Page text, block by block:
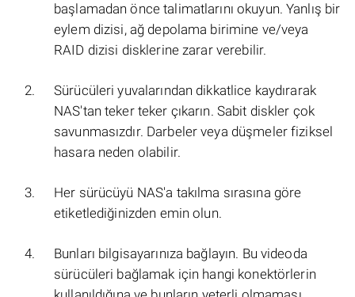
başlamadan önce talimatlarını okuyun. Yanlış bir
eylem dizisi, ağ depolama birimine ve/veya
RAID dizisi disklerine zarar verebilir.
Sürücüleri yuvalarından dikkatlice kaydırarak
NAS'tan teker teker çıkarın. Sabit diskler çok
savunmasızdır. Darbeler veya düşmeler fiziksel
hasara neden olabilir.
Her sürücüyü NAS'a takılma sırasına göre
etiketlediğinizden emin olun.
Bunları bilgisayarınıza bağlayın. Bu videoda
sürücüleri bağlamak için hangi konektörlerin